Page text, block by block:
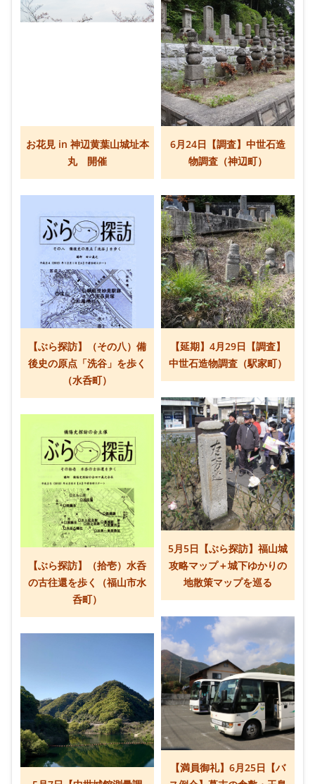
お花見 in 神辺黄葉山城址本
丸 開催
6月24日【調査】中世石造
物調査（神辺町）
【ぶら探訪】（その八）備
後史の原点「洗谷」を歩く
（水呑町）
【延期】4月29日【調査】
中世石造物調査（駅家町）
5月5日【ぶら探訪】福山城
攻略マップ＋城下ゆかりの
地散策マップを巡る
【ぶら探訪】（拾壱）水呑
の古往還を歩く（福山市水
呑町）
【満員御礼】6月25日【バ